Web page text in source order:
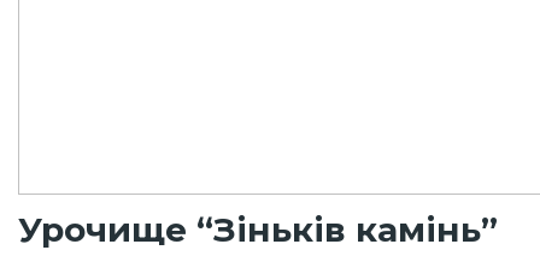
Урочище “Зіньків камінь”